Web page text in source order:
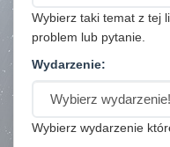
Wybierz taki temat z tej
problem lub pytanie.
Wydarzenie:
Wybierz wydarzenie